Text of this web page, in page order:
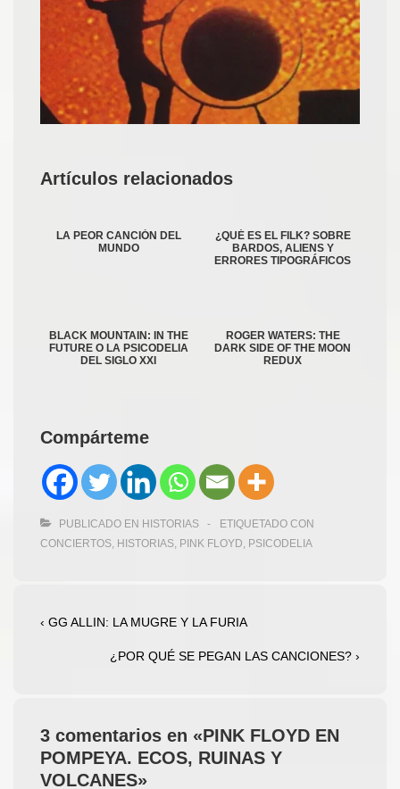
Artículos relacionados
LA PEOR CANCIÓN DEL
MUNDO
¿QUÉ ES EL FILK? SOBRE
BARDOS, ALIENS Y
ERRORES TIPOGRÁFICOS
BLACK MOUNTAIN: IN THE
FUTURE O LA PSICODELIA
DEL SIGLO XXI
ROGER WATERS: THE
DARK SIDE OF THE MOON
REDUX
Compárteme
PUBLICADO EN HISTORIAS
ETIQUETADO CON
CONCIERTOS HISTORIAS PINK FLOYD PSICODELIA
Navegación
La
‹ GG ALLIN: LA MUGRE Y LA FURIA
La
¿POR QUÉ SE PEGAN LAS CANCIONES? ›
3 comentarios en «PINK FLOYD EN
POMPEYA. ECOS, RUINAS Y
VOLCANES»